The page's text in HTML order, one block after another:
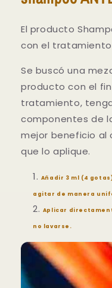
El producto
con el tratamiento
Se buscó una
producto con el
tratamiento,
componentes de
mejor beneficio al
que lo aplique.
Añadir 3 ml (4
agitar de manera
Aplicar
no lavarse.